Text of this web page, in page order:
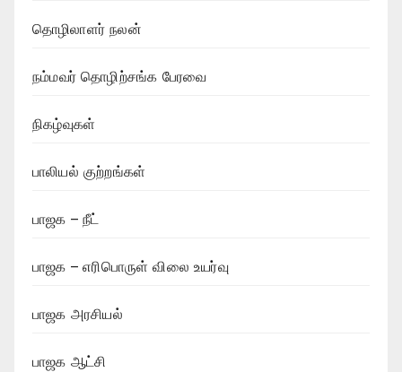
தொழிலாளர் நலன்
நம்மவர் தொழிற்சங்க பேரவை
நிகழ்வுகள்
பாலியல் குற்றங்கள்
பாஜக – நீட்
பாஜக – எரிபொருள் விலை உயர்வு
பாஜக அரசியல்
பாஜக ஆட்சி